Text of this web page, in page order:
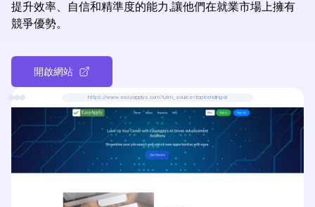
提升效率、自信和精準度的能力,讓他們在就業市場上擁有
競爭優勢。
開啟網站
https://www.easyapplys.com?utm_source=toptrending-ai